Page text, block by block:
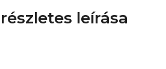
leírása